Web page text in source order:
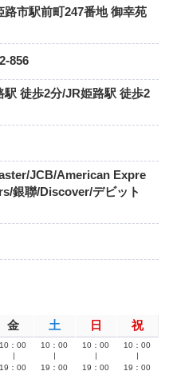
路市駅前町247番地 御幸苑
856
駅 徒歩2分/JR姫路駅 徒歩2
JCB/American Expre
銀聯/Discover/デビット
金 土 日 祝
10：00
19：00
10：00
19：00
10：00
19：00
10：00
19：00